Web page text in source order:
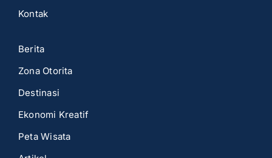
Kontak
Berita
Zona Otorita
Destinasi
Ekonomi Kreatif
Peta Wisata